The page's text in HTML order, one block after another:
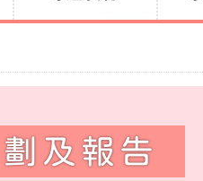
及報告